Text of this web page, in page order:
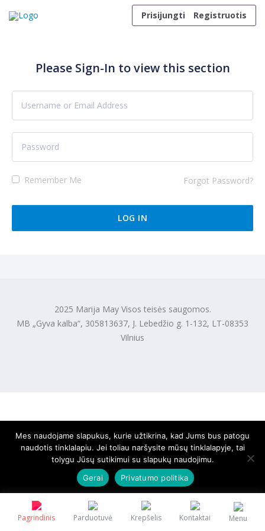
Prisijungti
Registruotis
Pagrindinis Parduotuvė Krepšelis Kontaktai Menu
Please Sign-In to view this section
Remember Me Forgot Password?
2025 Marija May Visos teisės saugomos.
MB „Gyva kalba“, 305813637, J. Lebedžio g. 1-132, LT-08353
Vilnius
Mes naudojame slapukus, kurie užtikrina, kad Jums bus patogu
naudotis tinklalapiu. Jei toliau naršysite mūsų tinklalapyje, tai
tolygu Jūsų sutikimui su slapukų naudojimu.
Gerai
Privatumo politika